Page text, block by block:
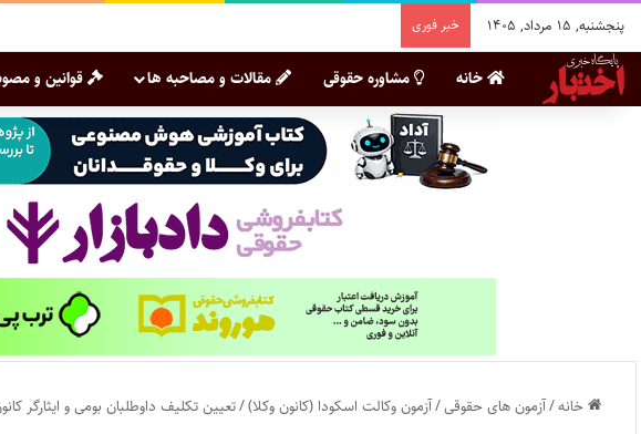
پنجشنبه, ۱۵ مرداد, ۱۴۰۵ خبر فوری
خانه مشاوره حقوقی مقالات و مصاحبه ها قوانین و
خانه/آزمون های حقوقی/آزمون وکالت اسکودا (کانون وکلا)/تعیین تکلیف داوطلبان بومی و ایثارگر